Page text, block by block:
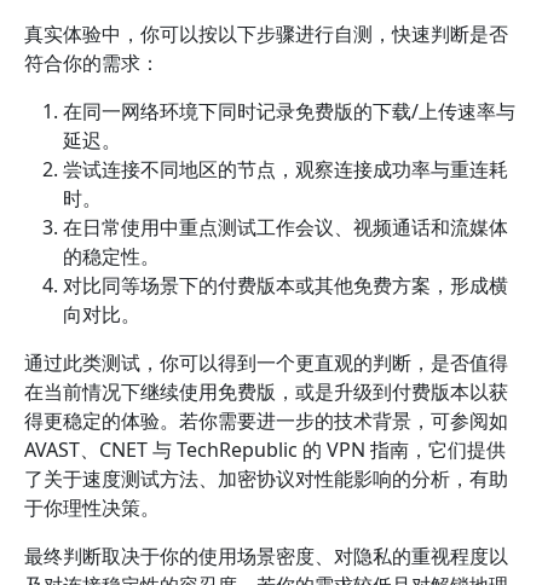
真实体验中，你可以按以下步骤进行自测，快速判断是否
符合你的需求：
在同一网络环境下同时记录免费版的下载/上传速率与
延迟。
尝试连接不同地区的节点，观察连接成功率与重连耗
时。
在日常使用中重点测试工作会议、视频通话和流媒体
的稳定性。
对比同等场景下的付费版本或其他免费方案，形成横
向对比。
通过此类测试，你可以得到一个更直观的判断，是否值得
在当前情况下继续使用免费版，或是升级到付费版本以获
得更稳定的体验。若你需要进一步的技术背景，可参阅如
AVAST、CNET 与 TechRepublic 的 VPN 指南，它们提供
了关于速度测试方法、加密协议对性能影响的分析，有助
于你理性决策。
最终判断取决于你的使用场景密度、对隐私的重视程度以